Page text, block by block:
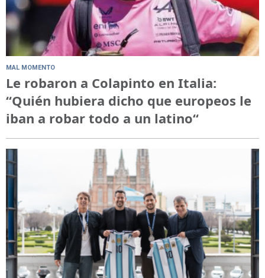
MAL MOMENTO
Le robaron a Colapinto en Italia:
“Quién hubiera dicho que europeos le
iban a robar todo a un latino“